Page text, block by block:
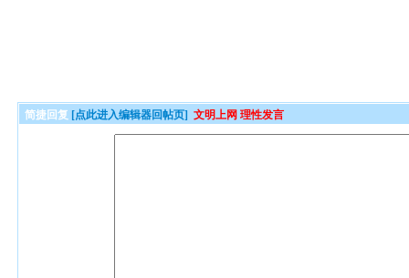
简捷回复 [点此进入编辑器回帖页] 文明上网 理性发言